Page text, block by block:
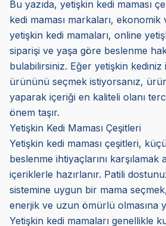
Bu yazıda, yetişkin kedi maması
kedi maması markaları, ekonomik
yetişkin kedi mamaları, online
siparişi ve yaşa göre beslenme
bulabilirsiniz. Eğer yetişkin kediniz
ürününü seçmek istiyorsanız, ürün
yaparak içeriği en kaliteli olanı
önem taşır.
Yetişkin Kedi Maması Çeşitleri
Yetişkin kedi maması çeşitleri,
beslenme ihtiyaçlarını karşılamak
içeriklerle hazırlanır. Patili
sistemine uygun bir mama
enerjik ve uzun ömürlü olmasına
Yetişkin kedi mamaları genellikle